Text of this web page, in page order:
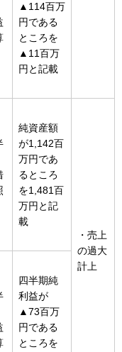
▲114百万
円である
ところを
▲11百万
円と記載
純資産額
が1,142百
万円であ
るところ
を1,481百
万円と記
載
・売上
の過大
計上
四半期純
利益が
▲73百万
円である
ところを